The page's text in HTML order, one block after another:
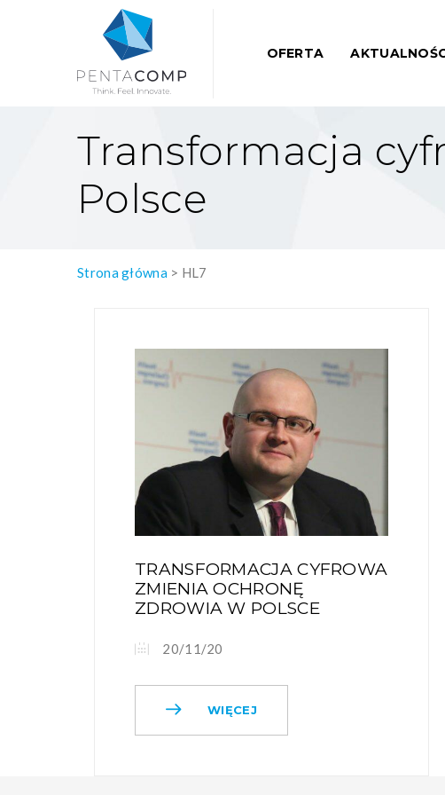
OFERTA
Transformacja
Polsce
Strona główna> HL7
TRANSFORMACJA CYFROWA
ZMIENIA OCHRONĘ
ZDROWIA W POLSCE
20/11/20
WIĘCEJ